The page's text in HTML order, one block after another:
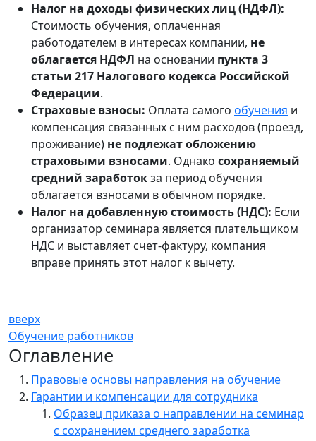
Налог на доходы физических лиц (НДФЛ):
Стоимость обучения, оплаченная
работодателем в интересах компании, не
облагается НДФЛ на основании пункта 3
статьи 217 Налогового кодекса Российской
Федерации.
Страховые взносы: Оплата самого обучения и
компенсация связанных с ним расходов (проезд,
проживание) не подлежат обложению
страховыми взносами. Однако сохраняемый
средний заработокза период обучения
облагается взносами в обычном порядке.
Налог на добавленную стоимость (НДС): Если
организатор семинара является плательщиком
НДС и выставляет счет-фактуру, компания
вправе принять этот налог к вычету.
вверх
Обучение работников
Оглавление
Правовые основы направления на обучение
Гарантии и компенсации для сотрудника
Образец приказа о направлении на семинар
с сохранением среднего заработка